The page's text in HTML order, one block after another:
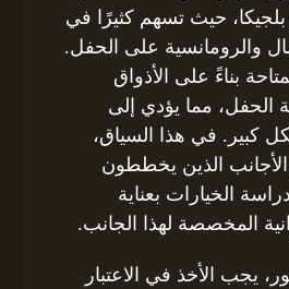
حيث تسهم كثيرًا في
والرومانسية على الحفل.
بناءً على الأذواق
الحفل، مما يؤدي إلى
كبير. في هذا السياق،
الذين يخططون
الخيارات بعناية
المخصصة لهذا الجانب.
يجب الأخذ في الاعتبار